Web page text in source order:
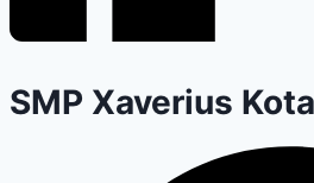
SMP Xaverius